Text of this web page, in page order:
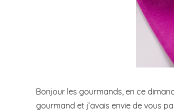
Bonjour les gourmands, en ce
gourmand et j’avais envie de vous